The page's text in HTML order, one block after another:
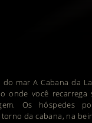
mar A Cabana da
onde você recarrega
Os hóspedes
da cabana, na